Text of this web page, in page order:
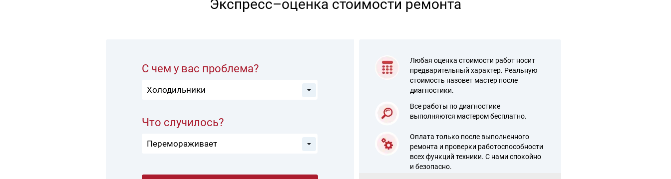
Экспресс–оценка стоимости ремонта
С чем у вас проблема?
Что случилось?
Любая оценка стоимости работ носит
предварительный характер. Реальную
стоимость назовет мастер после
диагностики.
Все работы по диагностике
выполняются мастером бесплатно.
Оплата только после выполненного
ремонта и проверки работоспособности
всех функций техники. С нами спокойно
и безопасно.